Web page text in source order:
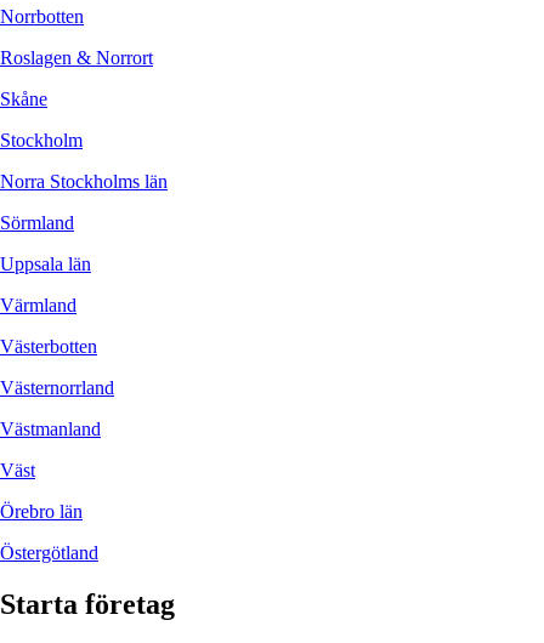
Norrbotten
Roslagen & Norrort
Skåne
Stockholm
Norra Stockholms län
Sörmland
Uppsala län
Värmland
Västerbotten
Västernorrland
Västmanland
Väst
Örebro län
Östergötland
Starta företag